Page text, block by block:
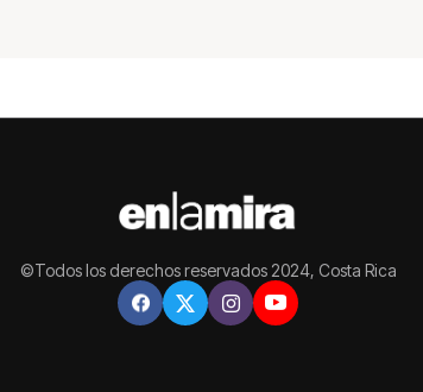
©Todos los derechos reservados 2024, Costa Rica